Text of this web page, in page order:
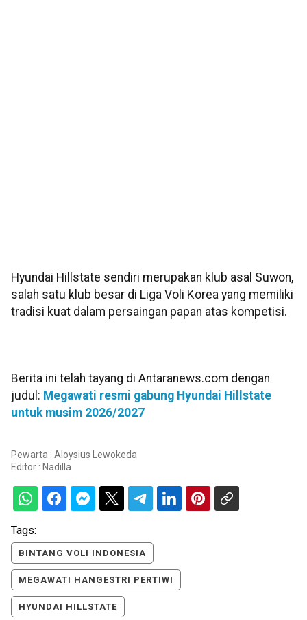
Hyundai Hillstate sendiri merupakan klub asal Suwon,
salah satu klub besar di Liga Voli Korea yang memiliki
tradisi kuat dalam persaingan papan atas kompetisi.
Berita ini telah tayang di Antaranews.com dengan
judul: Megawati resmi gabung Hyundai Hillstate
untuk musim 2026/2027
Pewarta : Aloysius Lewokeda
Editor : Nadilla
Tags:
BINTANG VOLI INDONESIA
MEGAWATI HANGESTRI PERTIWI
HYUNDAI HILLSTATE